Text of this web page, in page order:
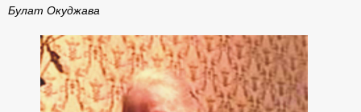
Булат Окуджава